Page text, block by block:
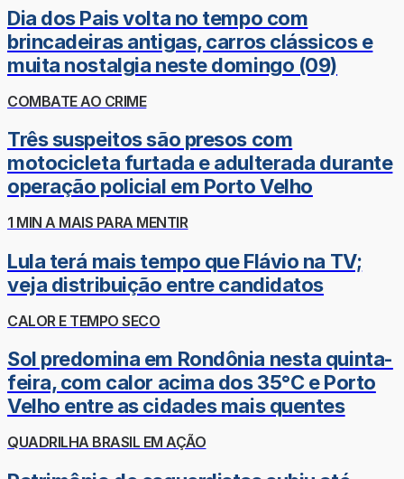
Dia dos Pais volta no tempo com
brincadeiras antigas, carros clássicos e
muita nostalgia neste domingo (09)
COMBATE AO CRIME
Três suspeitos são presos com
motocicleta furtada e adulterada durante
operação policial em Porto Velho
1 MIN A MAIS PARA MENTIR
Lula terá mais tempo que Flávio na TV;
veja distribuição entre candidatos
CALOR E TEMPO SECO
Sol predomina em Rondônia nesta quinta-
feira, com calor acima dos 35°C e Porto
Velho entre as cidades mais quentes
QUADRILHA BRASIL EM AÇÃO